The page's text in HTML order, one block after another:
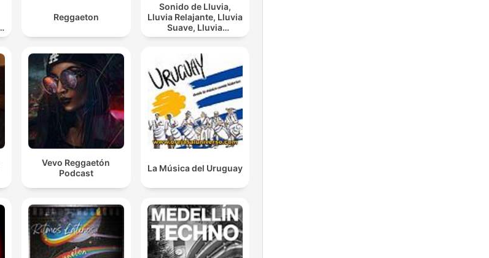
Reggaeton
Sonido de Lluvia,
Lluvia Relajante, Lluvia
Suave, Lluvia
Nocturna, Descanso
Vevo Reggaetón
Podcast
La Música del Uruguay